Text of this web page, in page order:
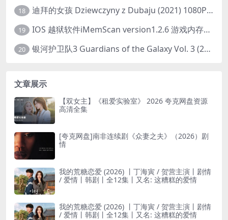
18 迪拜的女孩 Dziewczyny z Dubaju (2021) 1080P 中字
19 IOS 越狱软件iMemScan version1.2.6 游戏内存修改器
20 银河护卫队3 Guardians of the Galaxy Vol. 3 (2023)4K高清资源1080p只分享精品
文章展示
【双女主】《租爱实验室》 2026 夸克网盘资源
高清全集
[夸克网盘]南非连续剧《众妻之夫》（2026）剧
情
我的荒糖恋爱 (2026) 丨丁海寅 / 贺营主演丨剧情
/ 爱情丨韩剧丨全12集丨又名: 这糟糕的爱情
我的荒糖恋爱 (2026) 丨丁海寅 / 贺营主演丨剧情
/ 爱情丨韩剧丨全12集丨又名: 这糟糕的爱情